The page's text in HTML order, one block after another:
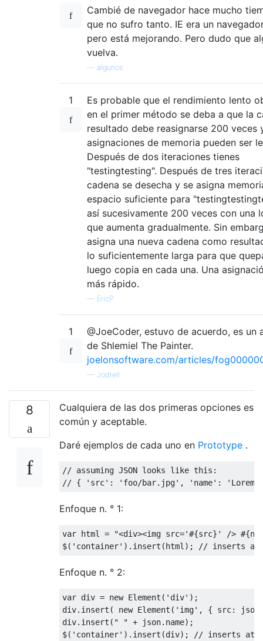
Cambié de navegador hace mucho
que no sufro tanto. IE era un
pero está mejorando. Pero dudo que
vuelva.
algunos
1
Es probable que el rendimiento lento
en el primer método se deba a que la
resultado debe reasignarse 200 veces
asignaciones de memoria pueden ser
Después de dos iteraciones tienes
"testingtesting". Después de tres
cadena se desecha y se asigna
espacio suficiente para
así sucesivamente 200 veces con una
que aumenta gradualmente. Sin
asigna una nueva cadena como
lo suficientemente larga para que
luego copia en cada una. Una
más rápido.
— EricP
1
@JoeCoder, estuvo de acuerdo, es un
de Shlemiel The Painter.
joelonsoftware.com/articles/
— Jodrell
8
Cualquiera de las dos primeras opciones es
común y aceptable.
Daré ejemplos de cada uno en Prototype .
// assuming JSON looks like this:
// { 'src': 'foo/bar.jpg', 'name': 'Lorem
Enfoque n. ° 1:
var html =
"<div><img src='#{src}' />
$( 'container' ). insert (html ); // inserts at
Enfoque n. ° 2:
var div = new Element ( 'div' );
div. insert ( new Element ( 'img' , { src: json
div. insert ( " " + json. name);
$( 'container' ). insert (div); // inserts at